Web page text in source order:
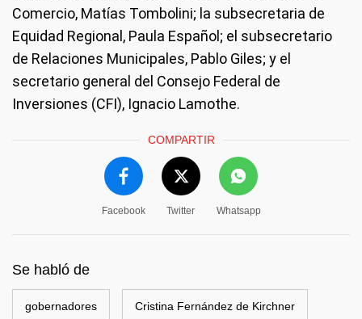
Comercio, Matías Tombolini; la subsecretaria de
Equidad Regional, Paula Español; el subsecretario
de Relaciones Municipales, Pablo Giles; y el
secretario general del Consejo Federal de
Inversiones (CFI), Ignacio Lamothe.
COMPARTIR
Facebook Twitter Whatsapp
Se habló de
gobernadores Cristina Fernández de Kirchner